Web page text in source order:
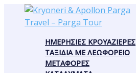
Μετάβαση
ΗΜΕΡΉΣΙΕΣ ΚΡΟΥΑΖΙΈΡΕΣ
ΤΑΞΊΔΙΑ ΜΕ ΛΕΩΦΟΡΕΊΟ
ΜΕΤΑΦΟΡΈΣ